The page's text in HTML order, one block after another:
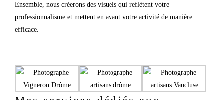
Ensemble, nous créerons des visuels qui reflètent votre
professionnalisme et mettent en avant votre activité de manière
efficace.